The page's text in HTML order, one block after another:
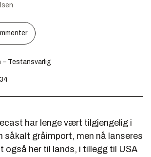
– Testansvarlig
har lenge vært tilgjengelig i
såkalt gråimport, men nå lanseres
også her til lands, i tillegg til USA